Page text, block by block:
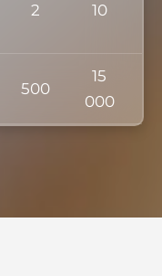
2 10
500
15
000